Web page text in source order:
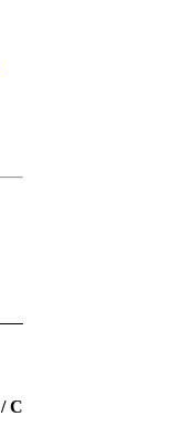
CVSS Vector